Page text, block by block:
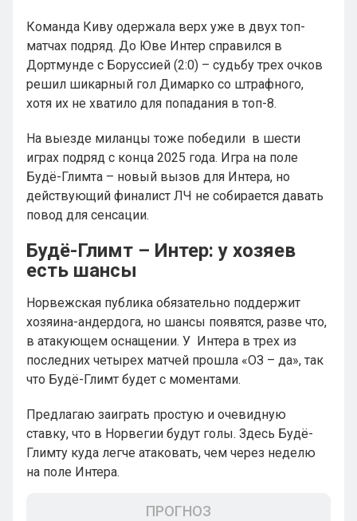
Команда Киву одержала верх уже в двух топ-
матчах подряд. До Юве Интер справился в
Дортмунде с Боруссией (2:0) – судьбу трех очков
решил шикарный гол Димарко со штрафного,
хотя их не хватило для попадания в топ-8.
На выезде миланцы тоже победили в шести
играх подряд с конца 2025 года. Игра на поле
Будё-Глимта – новый вызов для Интера, но
действующий финалист ЛЧ не собирается давать
повод для сенсации.
Будё-Глимт – Интер: у хозяев
есть шансы
Норвежская публика обязательно поддержит
хозяина-андердога, но шансы появятся, разве что,
в атакующем оснащении. У Интера в трех из
последних четырех матчей прошла «ОЗ – да», так
что Будё-Глимт будет с моментами.
Предлагаю заиграть простую и очевидную
ставку, что в Норвегии будут голы. Здесь Будё-
Глимту куда легче атаковать, чем через неделю
на поле Интера.
ПРОГНОЗ